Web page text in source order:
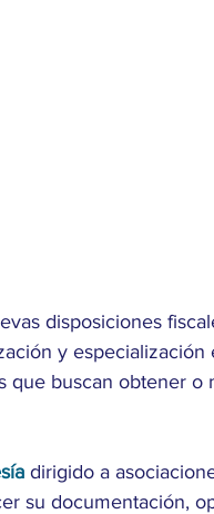
disposiciones
y especialización
que buscan obtener o
dirigido a
su documentación,